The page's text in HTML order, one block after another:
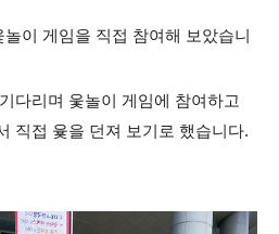
이 게임을 직접 참여해 보았습니
다리며 웇놀이 게임에 참여하고
직접 윷을 던져 보기로 했습니다.